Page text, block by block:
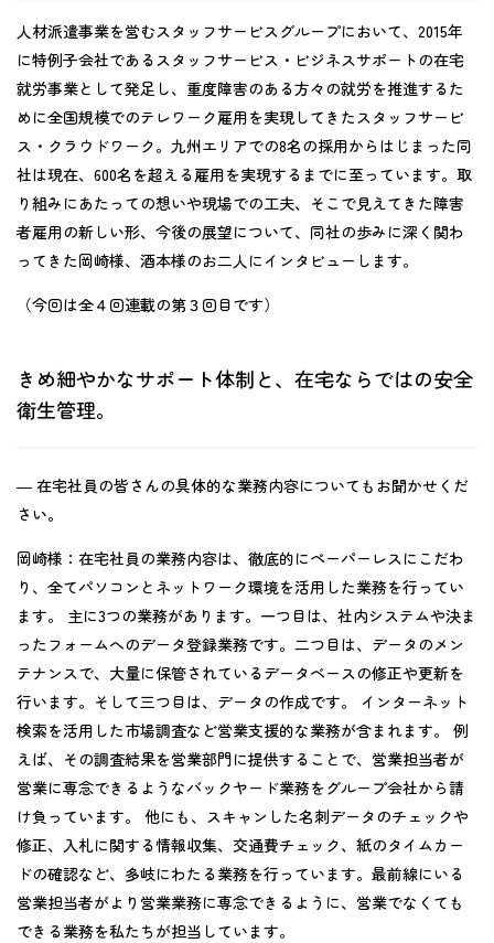
人材派遣事業を営むスタッフサービスグループにおいて、2015年
に特例子会社であるスタッフサービス・ビジネスサポートの在宅
就労事業として発足し、重度障害のある方々の就労を推進するた
めに全国規模でのテレワーク雇用を実現してきたスタッフサービ
ス・クラウドワーク。九州エリアでの8名の採用からはじまった同
社は現在、600名を超える雇用を実現するまでに至っています。取
り組みにあたっての想いや現場での工夫、そこで見えてきた障害
者雇用の新しい形、今後の展望について、同社の歩みに深く関わ
ってきた岡崎様、酒本様のお二人にインタビューします。
（今回は全４回連載の第３回目です）
きめ細やかなサポート体制と、在宅ならではの安全
衛生管理。
― 在宅社員の皆さんの具体的な業務内容についてもお聞かせくだ
さい。
岡崎様： 在宅社員の業務内容は、徹底的にペーパーレスにこだわ
り、全てパソコンとネットワーク環境を活用した業務を行ってい
ます。 主に3つの業務があります。一つ目は、社内システムや決ま
ったフォームへのデータ登録業務です。二つ目は、データのメン
テナンスで、大量に保管されているデータベースの修正や更新を
行います。そして三つ目は、データの作成です。 インターネット
検索を活用した市場調査など営業支援的な業務が含まれます。 例
えば、その調査結果を営業部門に提供することで、営業担当者が
営業に専念できるようなバックヤード業務をグループ会社から請
け負っています。 他にも、スキャンした名刺データのチェックや
修正、入札に関する情報収集、交通費チェック、紙のタイムカー
ドの確認など、多岐にわたる業務を行っています。最前線にいる
営業担当者がより営業業務に専念できるように、営業でなくても
できる業務を私たちが担当しています。